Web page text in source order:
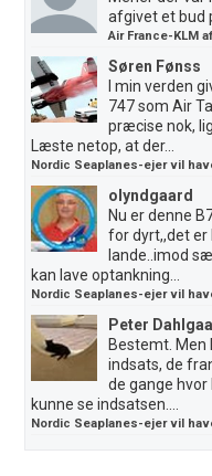
afgivet et bud
Air France-KLM
Søren Fønss
I min verden
747 som Air
præcise nok,
Læste netop, at der...
Nordic Seaplanes-ejer vil
olyndgaard
Nu er denne
for dyrt,,det er
lande..imod
kan lave optankning...
Nordic Seaplanes-ejer vil
Peter
Bestemt. Men
indsats, de
de gange
kunne se indsatsen....
Nordic Seaplanes-ejer vil